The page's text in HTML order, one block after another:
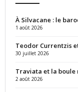
À Silvacane : le
1 août 2026
Teodor Currentzis
30 juillet 2026
Traviata et la boule
2 août 2026